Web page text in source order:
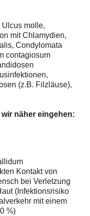
Ulcus molle,
mit Chlamydien,
Condylomata
contagiosum
(z.B. Filzläuse),
näher eingehen:
Kontakt von
bei Verletzung
(Infektionsrisiko
mit einem
%)